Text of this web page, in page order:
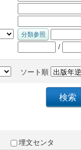
/
ソート順
埋文センタ